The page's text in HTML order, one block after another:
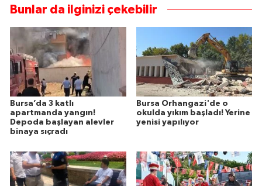
Bunlar da ilginizi çekebilir
Bursa’da 3 katlı
apartmanda yangın!
Depoda başlayan alevler
binaya sıçradı
Bursa Orhangazi'de o
okulda yıkım başladı! Yerine
yenisi yapılıyor